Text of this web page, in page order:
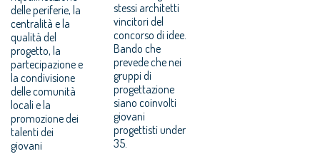
delle periferie, la
centralità e la
qualità del
progetto, la
partecipazione e
la condivisione
delle comunità
locali e la
promozione dei
talenti dei
giovani
stessi architetti
vincitori del
concorso di idee.
Bando che
prevede che nei
gruppi di
progettazione
siano coinvolti
giovani
progettisti under
35.